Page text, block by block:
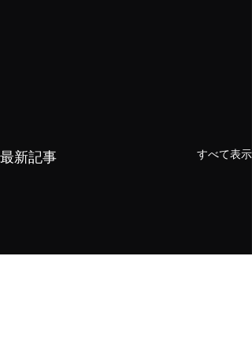
最新記事 すべて表示